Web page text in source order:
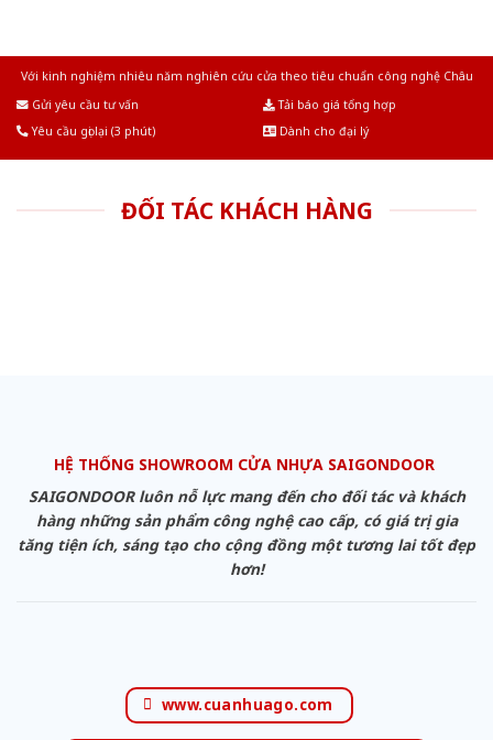
Với kinh nghiệm nhiêu năm nghiên cứu cửa theo tiêu chuẩn công nghệ Châu
Gửi yêu cầu tư vấn
Tải báo giá tổng hợp
Yêu cầu gọi lại (3 phút)
Dành cho đại lý
ĐỐI TÁC KHÁCH HÀNG
HỆ THỐNG SHOWROOM CỬA NHỰA SAIGONDOOR
SAIGONDOOR luôn nỗ lực mang đến cho đối tác và khách
hàng những sản phẩm công nghệ cao cấp, có giá trị gia
tăng tiện ích, sáng tạo cho cộng đồng một tương lai tốt đẹp
hơn!
www.cuanhuago.com